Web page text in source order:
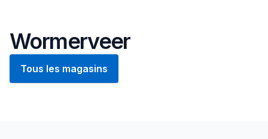
Wormerveer
Tous les magasins